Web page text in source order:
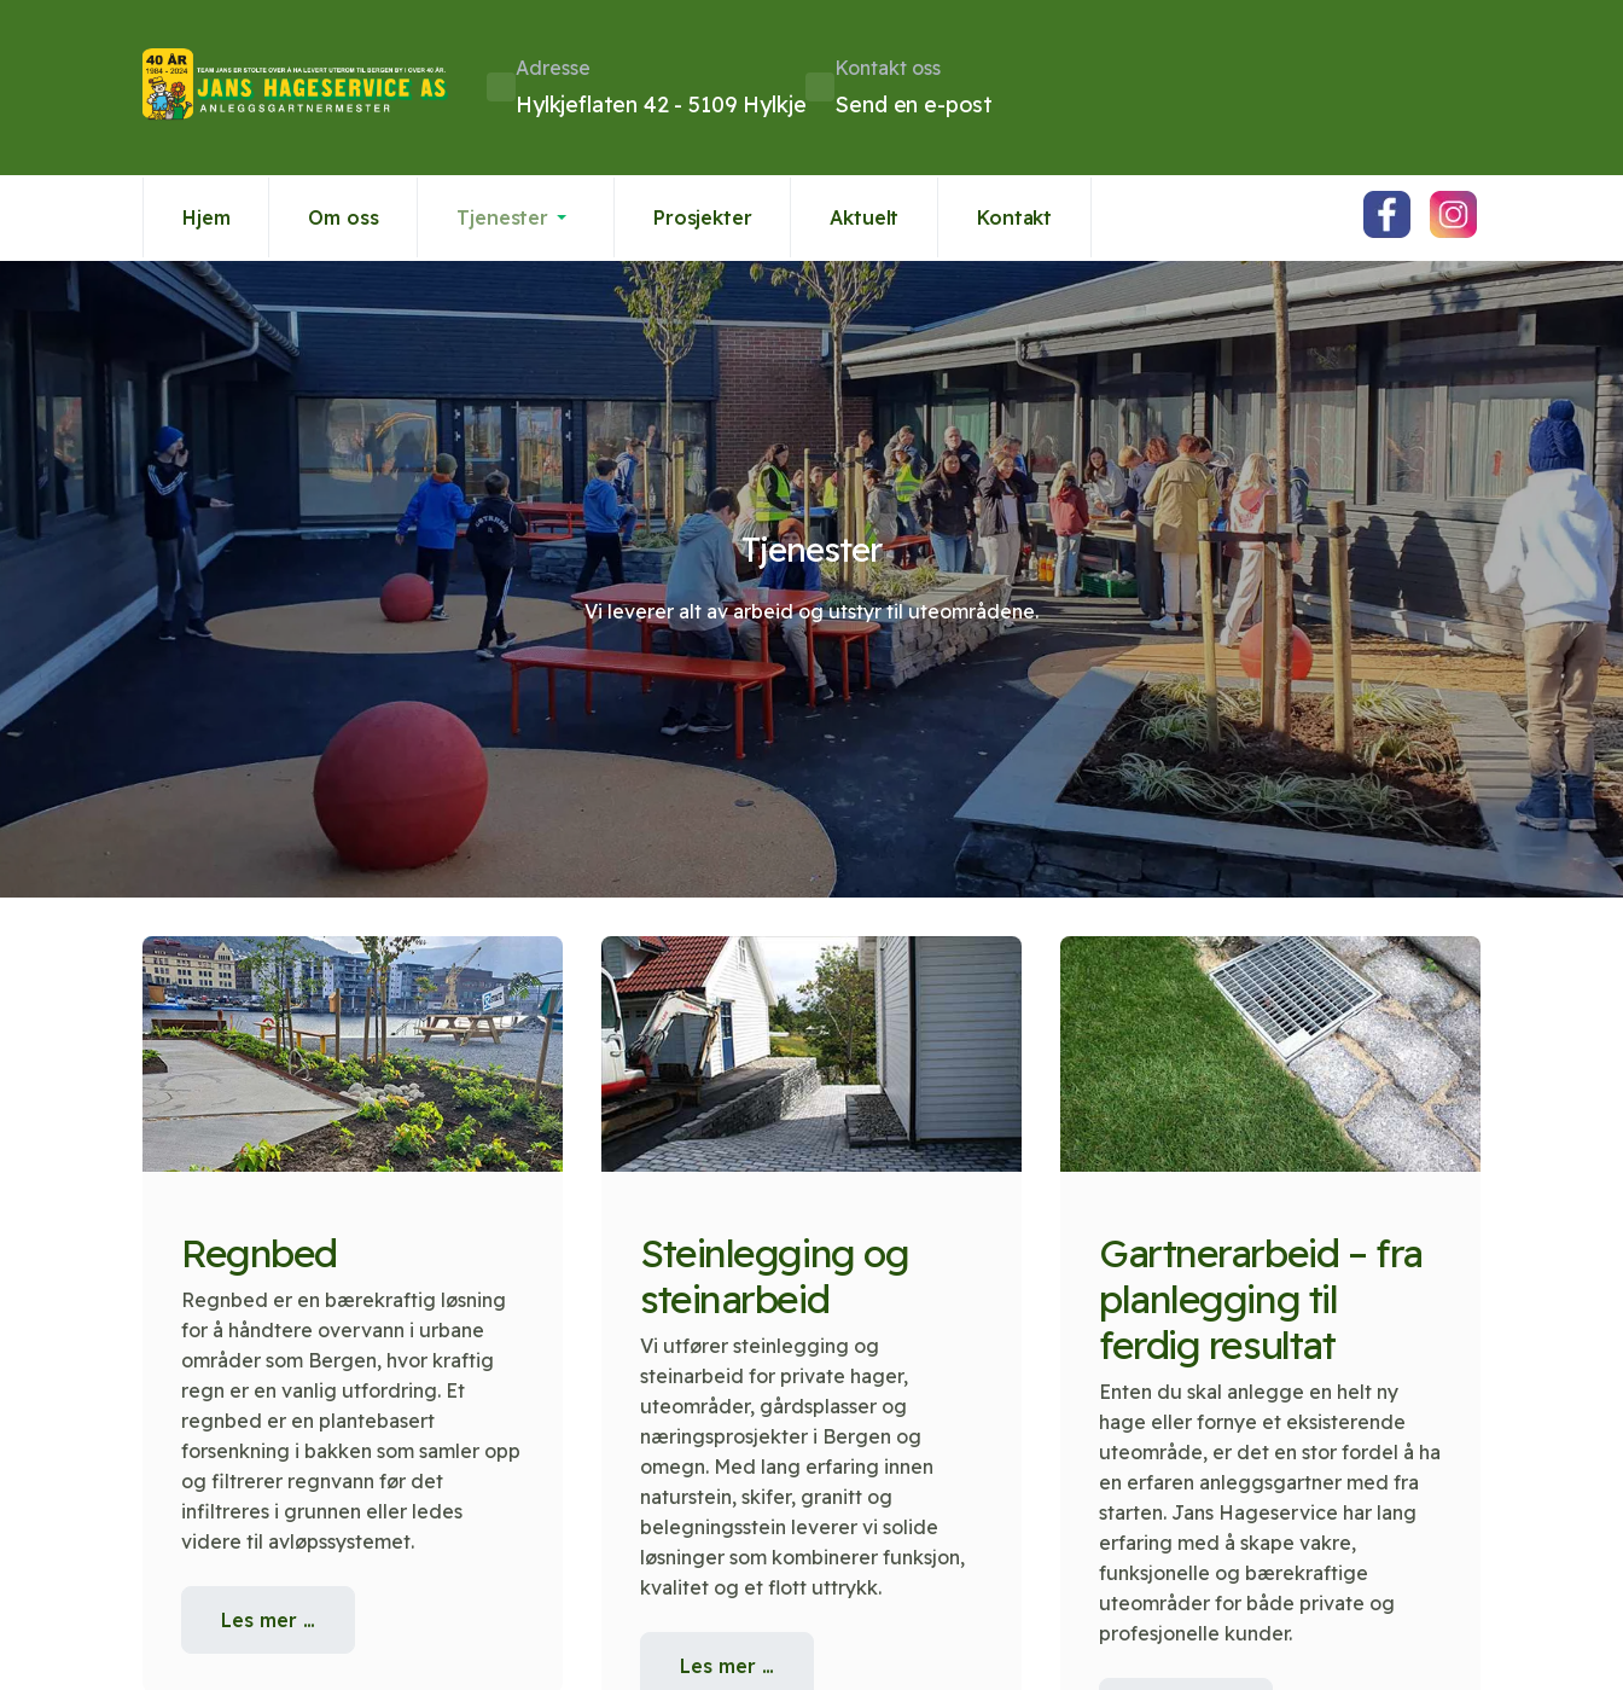
Adresse
Hylkjeflaten 42 - 5109 Hylkje
Kontakt oss
Send en e-post
Hjem Om oss Tjenester Prosjekter Aktuelt Kontakt
Tjenester
Vi leverer alt av arbeid og utstyr til uteområdene.
Regnbed
Regnbed er en bærekraftig løsning
for å håndtere overvann i urbane
områder som Bergen, hvor kraftig
regn er en vanlig utfordring. Et
regnbed er en plantebasert
forsenkning i bakken som samler opp
og filtrerer regnvann før det
infiltreres i grunnen eller ledes
videre til avløpssystemet.
Les mer …
Steinlegging og
steinarbeid
Vi utfører steinlegging og
steinarbeid for private hager,
uteområder, gårdsplasser og
næringsprosjekter i Bergen og
omegn. Med lang erfaring innen
naturstein, skifer, granitt og
belegningsstein leverer vi solide
løsninger som kombinerer funksjon,
kvalitet og et flott uttrykk.
Les mer …
Gartnerarbeid – fra
planlegging til
ferdig resultat
Enten du skal anlegge en helt ny
hage eller fornye et eksisterende
uteområde, er det en stor fordel å ha
en erfaren anleggsgartner med fra
starten. Jans Hageservice har lang
erfaring med å skape vakre,
funksjonelle og bærekraftige
uteområder for både private og
profesjonelle kunder.